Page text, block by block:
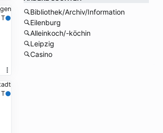
Bibliothek/Archiv/Information
Eilenburg
Alleinkoch/-köchin
Leipzig
Casino